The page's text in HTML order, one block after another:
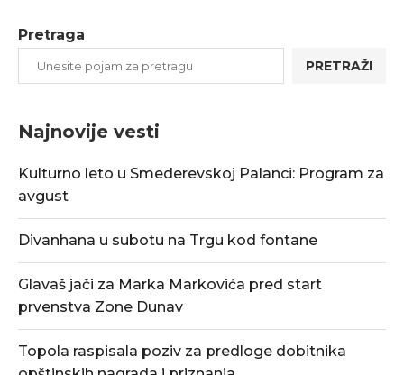
Pretraga
PRETRAŽI
Najnovije vesti
Kulturno leto u Smederevskoj Palanci: Program za
avgust
Divanhana u subotu na Trgu kod fontane
Glavaš jači za Marka Markovića pred start
prvenstva Zone Dunav
Topola raspisala poziv za predloge dobitnika